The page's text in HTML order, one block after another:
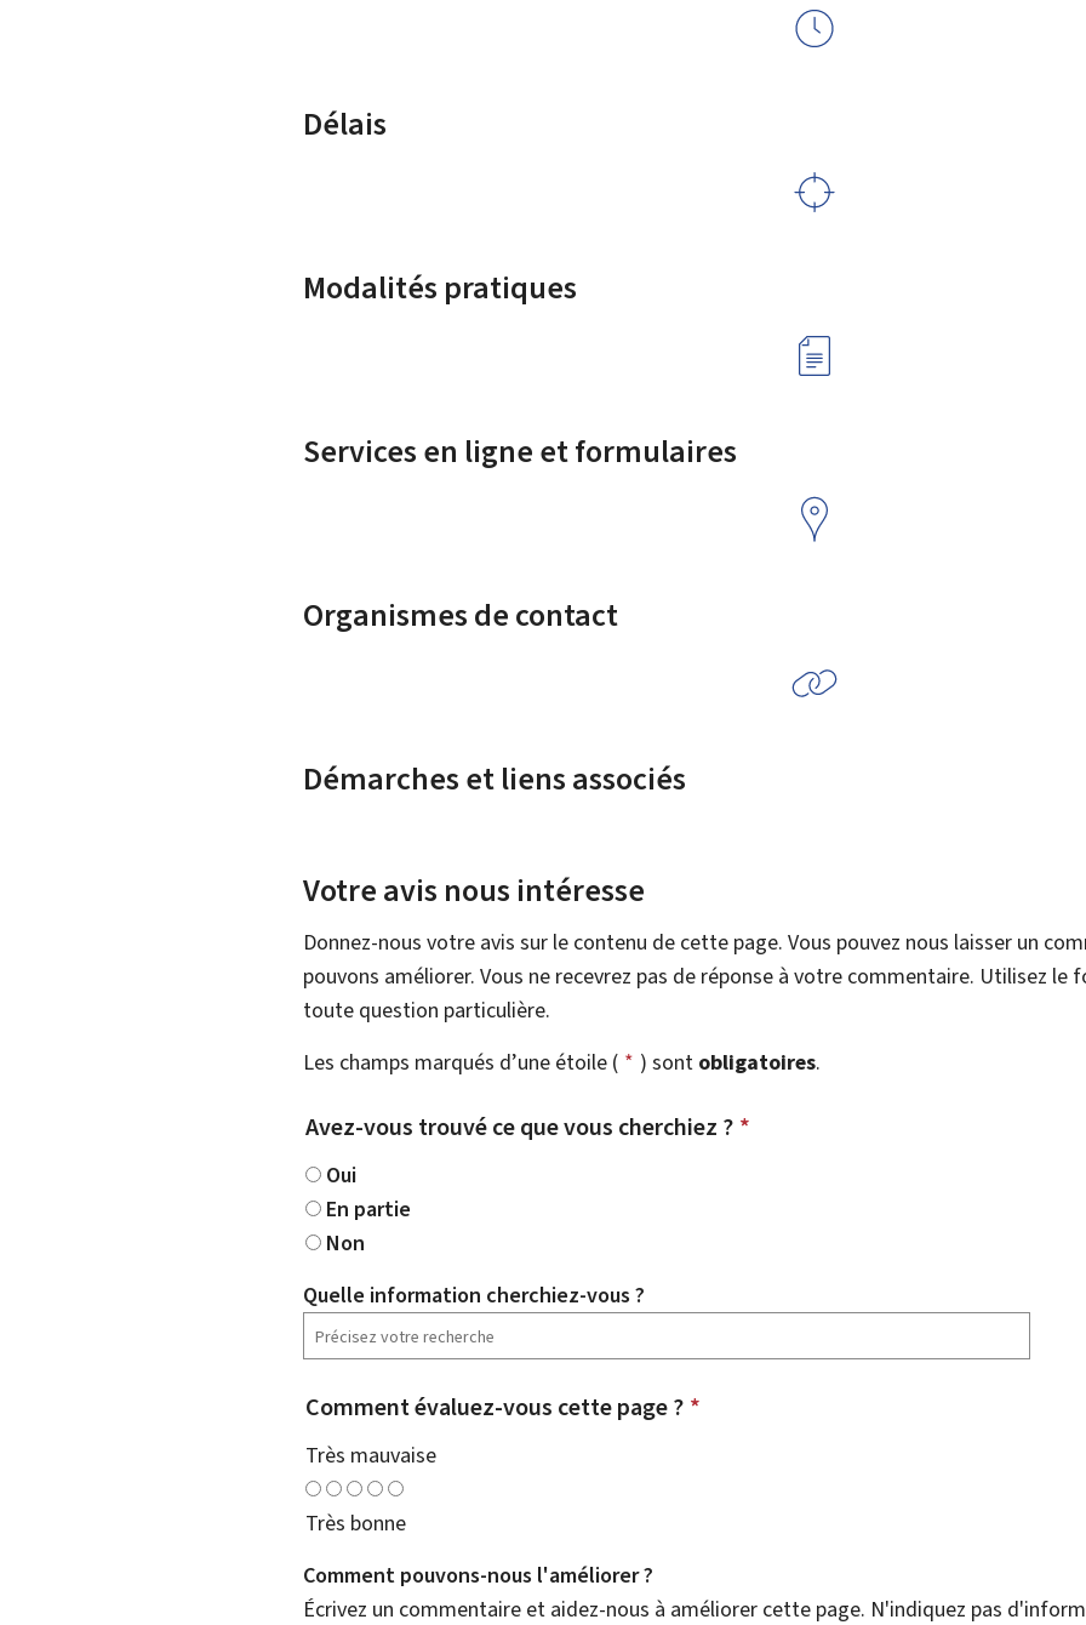
Délais
Modalités pratiques
Services en ligne et formulaires
Organismes de contact
Démarches et liens associés
Votre avis nous intéresse
Donnez-nous votre avis sur le contenu de cette page. Vous pouvez nous laisser un
pouvons améliorer. Vous ne recevrez pas de réponse à votre commentaire. Utilisez
toute question particulière.
Les champs marqués d’une étoile ( * ) sont obligatoires.
Avez-vous trouvé ce que vous cherchiez ? *
Oui
En partie
Non
Quelle information cherchiez-vous ?
Comment évaluez-vous cette page ? *
Très mauvaise
Très bonne
Comment pouvons-nous l'améliorer ?
Écrivez un commentaire et aidez-nous à améliorer cette page. N'indiquez pas